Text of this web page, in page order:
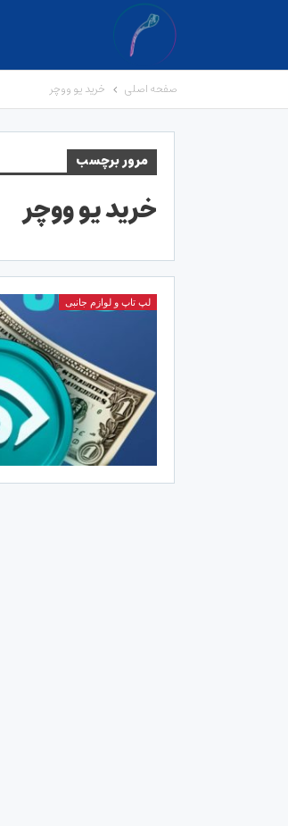
صفحه اصلی خرید یو ووچر
مرور برچسب
خرید یو ووچر
لپ تاپ و لوازم جانبی